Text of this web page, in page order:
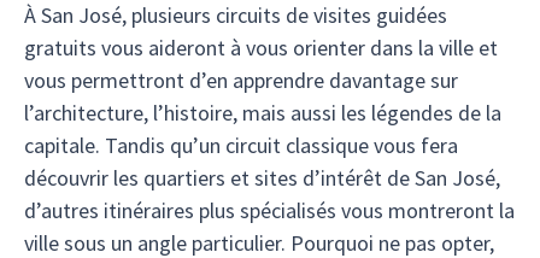
À San José, plusieurs circuits de visites guidées
gratuits vous aideront à vous orienter dans la ville et
vous permettront d’en apprendre davantage sur
l’architecture, l’histoire, mais aussi les légendes de la
capitale. Tandis qu’un circuit classique vous fera
découvrir les quartiers et sites d’intérêt de San José,
d’autres itinéraires plus spécialisés vous montreront la
ville sous un angle particulier. Pourquoi ne pas opter,